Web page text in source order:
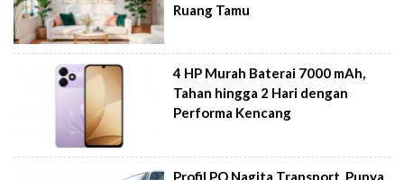
Ruang Tamu
4 HP Murah Baterai 7000 mAh,
Tahan hingga 2 Hari dengan
Performa Kencang
Profil PO Nagita Transport, Punya